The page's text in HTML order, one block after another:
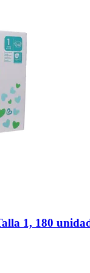
1, 180